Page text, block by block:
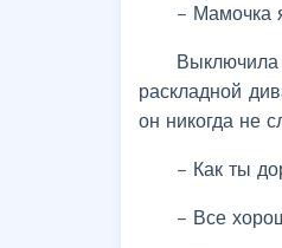
– Мамочка
раскладной
он никогда не
– Как ты
– Все